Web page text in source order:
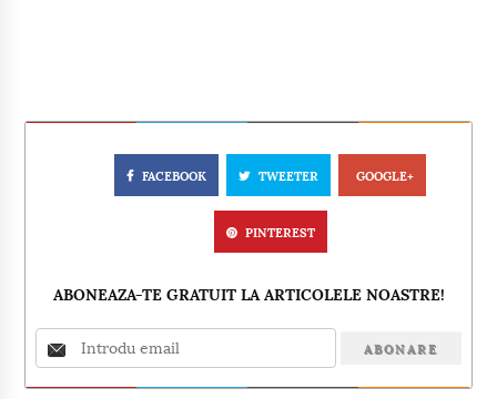
FACEBOOK TWEETER GOOGLE+
PINTEREST
ABONEAZA-TE GRATUIT LA ARTICOLELE NOASTRE!